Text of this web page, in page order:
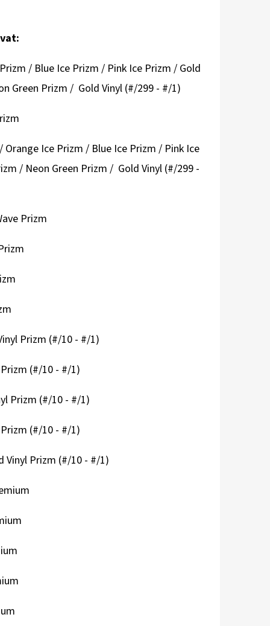
/ Blue Ice Prizm / Pink Ice Prizm / Gold
Green Prizm / Gold Vinyl (#/299 - #/1)
Ice Prizm / Blue Ice Prizm / Pink Ice
/ Neon Green Prizm / Gold Vinyl (#/299 -
Prizm
Prizm (#/10 - #/1)
(#/10 - #/1)
Prizm (#/10 - #/1)
(#/10 - #/1)
Vinyl Prizm (#/10 - #/1)